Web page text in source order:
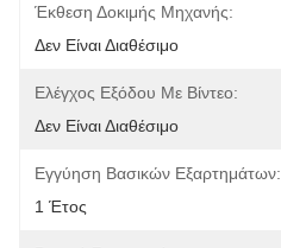
Έκθεση Δοκιμής Μηχανής:
Δεν Είναι Διαθέσιμο
Ελέγχος Εξόδου Με Βίντεο:
Δεν Είναι Διαθέσιμο
Εγγύηση Βασικών Εξαρτημάτων:
1 Έτος